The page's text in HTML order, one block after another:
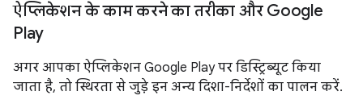
ऐप्लिकेशन के काम करने का तरीका और Google
Play
अगर आपका ऐप्लिकेशन Google Play पर डिस्ट्रिब्यूट किया
जाता है, तो स्थिरता से जुड़े इन अन्य दिशा-निर्देशों का पालन करें.